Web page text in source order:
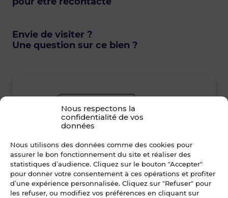
Nous respectons la
confidentialité de vos
données
Nous utilisons des données comme des cookies pour
assurer le bon fonctionnement du site et réaliser des
statistiques d’audience. Cliquez sur le bouton "Accepter"
pour donner votre consentement à ces opérations et profiter
d’une expérience personnalisée. Cliquez sur "Refuser" pour
les refuser, ou modifiez vos préférences en cliquant sur
Envie de visiter ?
Une question sur ce bien ?
Je suis disponible toute la journée
12h00 - 14h00 14h00 - 15h30
Je suis
08h30 -